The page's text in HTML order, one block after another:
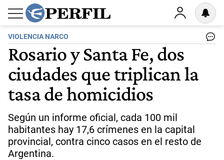
VIOLENCIA NARCO
Rosario y Santa Fe, dos
ciudades que triplican la
tasa de homicidios
Según un informe oficial, cada 100 mil
habitantes hay 17,6 crímenes en la capital
provincial, contra cinco casos en el resto de
Argentina.